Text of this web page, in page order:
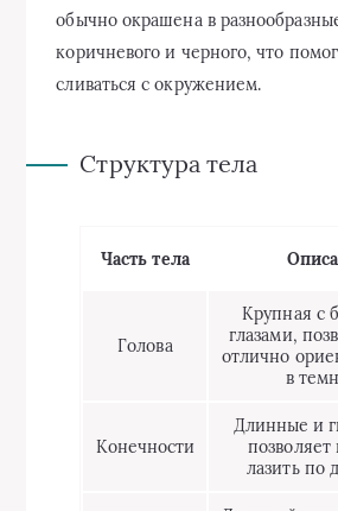
обычно окрашена в
коричневого и черного, что
сливаться с окружением.
Структура тела
Часть тела
Голова
Крупная с
глазами,
отлично
в
Конечности
Длинные и
лазить по